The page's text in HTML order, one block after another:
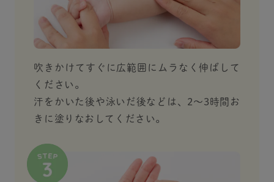
吹きかけてすぐに広範囲にムラなく伸ばして
ください。
汗をかいた後や泳いだ後などは、2～3時間お
きに塗りなおしてください。